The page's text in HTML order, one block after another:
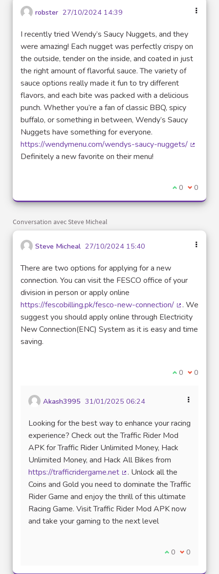
robster 27/10/2024 14:39
I recently tried Wendy’s Saucy Nuggets, and they
were amazing! Each nugget was perfectly crispy on
the outside, tender on the inside, and coated in just
the right amount of flavorful sauce. The variety of
sauce options really made it fun to try different
flavors, and each bite was packed with a delicious
punch. Whether you’re a fan of classic BBQ, spicy
buffalo, or something in between, Wendy’s Saucy
Nuggets have something for everyone.
https://wendymenu.com/wendys-saucy-nuggets/
Definitely a new favorite on their menu!
Je suis
0 Je ne
0
Conversation avec Steve Micheal
Steve Micheal 27/10/2024 15:40
There are two options for applying for a new
connection. You can visit the FESCO office of your
division in person or apply online
https://fescobilling.pk/fesco-new-connection/
(Lien
. We
suggest you should apply online through Electricity
New Connection(ENC) System as it is easy and time
saving.
Je suis
0 Je ne
0
Akash3995 31/01/2025 06:24
Looking for the best way to enhance your racing
experience? Check out the Traffic Rider Mod
APK for Traffic Rider Unlimited Money, Hack
Unlimited Money, and Hack All Bikes from
https://trafficridergame.net
(Lien externe)
. Unlock all the
Coins and Gold you need to dominate the Traffic
Rider Game and enjoy the thrill of this ultimate
Racing Game. Visit Traffic Rider Mod APK now
and take your gaming to the next level
Je suis d'accord
0 Je ne suis
0